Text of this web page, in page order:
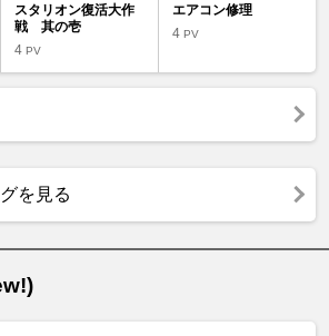
スタリオン復活大作
戦 其の壱
4PV
エアコン修理
4 PV
を見る